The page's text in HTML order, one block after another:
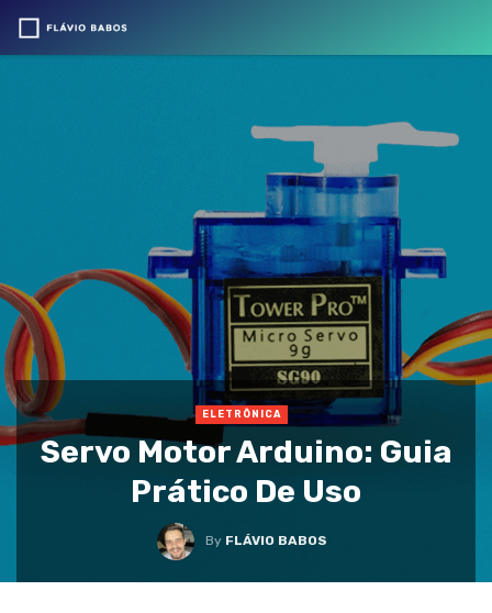
ELETRÔNICA
Servo Motor Arduino: Guia
Prático De Uso
By FLÁVIO BABOS